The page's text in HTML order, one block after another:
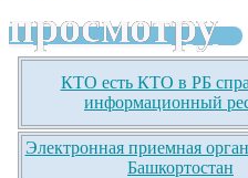
просмотру
КТО есть КТО в РБ
информационный
Электронная приемная
Башкортостан